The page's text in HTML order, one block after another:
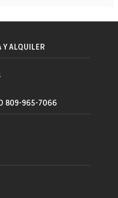
Y ALQUILER
809-965-7066